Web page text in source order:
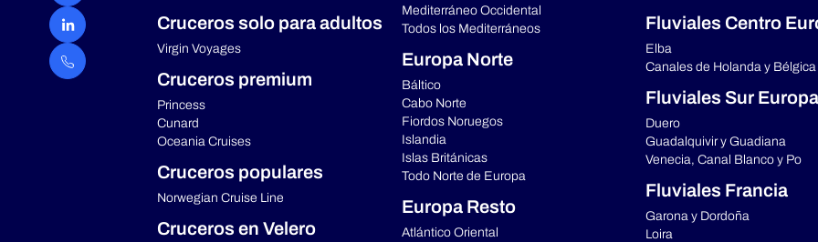
Cruceros solo para adultos
Virgin Voyages
Cruceros premium
Princess
Cunard
Oceania Cruises
Cruceros populares
Norwegian Cruise Line
Cruceros en Velero
Mediterráneo Occidental
Todos los Mediterráneos
Europa Norte
Báltico
Cabo Norte
Fiordos Noruegos
Islandia
Islas Británicas
Todo Norte de Europa
Europa Resto
Atlántico Oriental
Fluviales Centro
Elba
Canales de Holanda y Bélgica
Fluviales Sur Europa
Duero
Guadalquivir y Guadiana
Venecia, Canal Blanco y Po
Fluviales Francia
Garona y Dordoña
Loira